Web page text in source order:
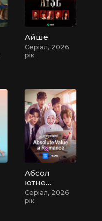
Айше
Серіал, 2026
рік
Абсол
ютне
значен
ня
Серіал, 2026
рік